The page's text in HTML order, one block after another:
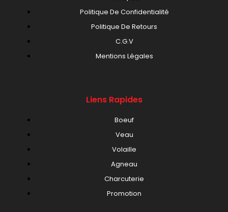
Politique De Confidentialité
Politique De Retours
C.G.V
Mentions Légales
Liens Rapides
Boeuf
Veau
Volaille
Agneau
Charcuterie
Promotion